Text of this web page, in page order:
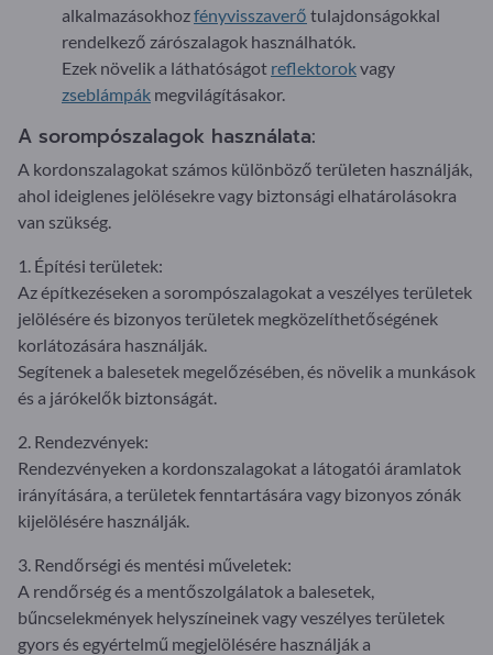
alkalmazásokhozfényvisszaverő tulajdonságokkal
rendelkező zárószalagok használhatók.
Ezek növelik a láthatóságot reflektorokvagy
zseblámpák megvilágításakor.
A sorompószalagok használata:
A kordonszalagokat számos különböző területen használják,
ahol ideiglenes jelölésekre vagy biztonsági elhatárolásokra
van szükség.
1. Építési területek:
Az építkezéseken a sorompószalagokat a veszélyes területek
jelölésére és bizonyos területek megközelíthetőségének
korlátozására használják.
Segítenek a balesetek megelőzésében, és növelik a munkások
és a járókelők biztonságát.
2. Rendezvények:
Rendezvényeken a kordonszalagokat a látogatói áramlatok
irányítására, a területek fenntartására vagy bizonyos zónák
kijelölésére használják.
3. Rendőrségi és mentési műveletek:
A rendőrség és a mentőszolgálatok a balesetek,
bűncselekmények helyszíneinek vagy veszélyes területek
gyors és egyértelmű megjelölésére használják a